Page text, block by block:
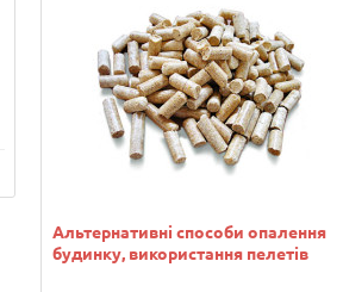
Альтернативні способи опалення
будинку, використання пелетів